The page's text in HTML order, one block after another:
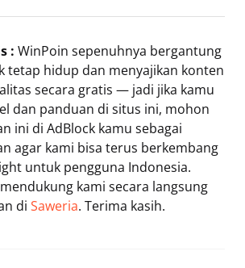
: WinPoin sepenuhnya bergantung
tetap hidup dan menyajikan konten
secara gratis — jadi jika kamu
dan panduan di situs ini, mohon
ini di AdBlock kamu sebagai
agar kami bisa terus berkembang
untuk pengguna Indonesia.
kami secara langsung
di Saweria. Terima kasih.